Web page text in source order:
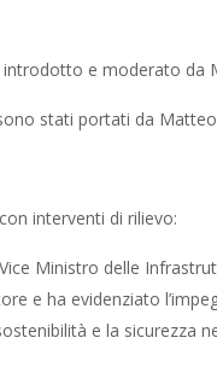
e moderato da
stati portati da
interventi di rilievo:
Ministro delle
e ha evidenziato
e la sicurezza